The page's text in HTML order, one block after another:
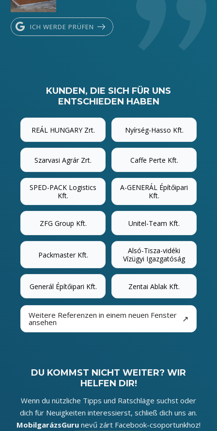
ICH WERDE PRÜFEN
KUNDEN, DIE SICH FÜR UNS
ENTSCHIEDEN HABEN
REÁL HUNGARY Zrt. Nyírség-Hasso Kft.
Szarvasi Agrár Zrt. Caffe Perte Kft.
SPED-PACK Logistics
Kft.
A-GENERÁL Építőipari
Kft.
ZFG Group Kft. Unitel-Team Kft.
Packmaster Kft.
Alsó-Tisza-vidéki
Vízügyi Igazgatóság
Generál Építőipari Kft. Zentai Ablak Kft.
Weitere Referenzen in einem neuen Fenster
ansehen ↗
DU KOMMST NICHT WEITER? WIR
HELFEN DIR!
Wenn du nützliche Tipps und Ratschläge suchst oder
dich für Neuigkeiten interessierst, schließ dich uns an.
MobilgarázsGuru nevű zárt Facebook-csoportunkhoz!